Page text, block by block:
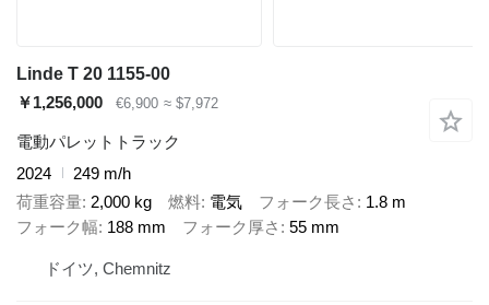
Linde T 20 1155-00
￥1,256,000
€6,900 ≈ $7,972
電動パレットトラック
2024
249 m/h
荷重容量 2,000 kg 燃料 電気 フォーク長さ
1.8 m
フォーク幅 188 mm フォーク厚さ 55 mm
ドイツ, Chemnitz